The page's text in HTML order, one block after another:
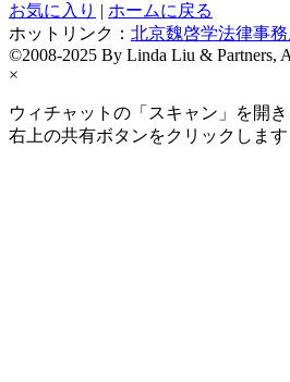
お気に入り | ホームに戻る
ホットリンク： 北京魏啓学法律事
©2008-2025 By Linda Liu & Partners,
×
ウィチャットの「スキャン」を開
右上の共有ボタンをクリックします